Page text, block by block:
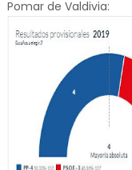
Pomar de Valdivia: